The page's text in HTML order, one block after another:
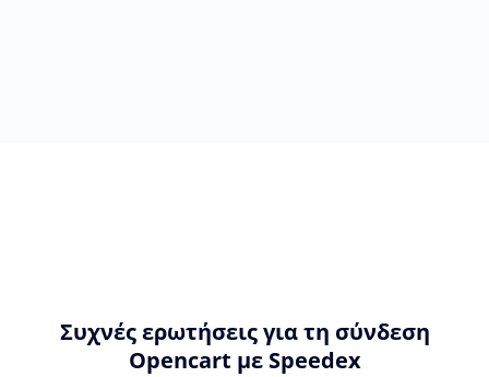
Συχνές ερωτήσεις για τη σύνδεση
Opencart με Speedex